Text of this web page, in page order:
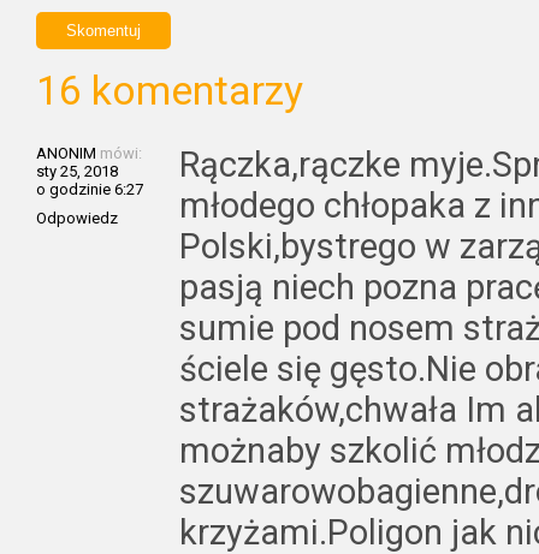
16 komentarzy
ANONIM mówi:
sty 25, 2018
o godzinie 6:27
Odpowiedz
Rączka,rączke
młodego chłopaka z
Polski,bystrego w
pasją niech pozna
sumie pod nosem
ściele się gęsto.Nie
strażaków,chwała Im
możnaby szkolić
krzyżami.Poligon jak